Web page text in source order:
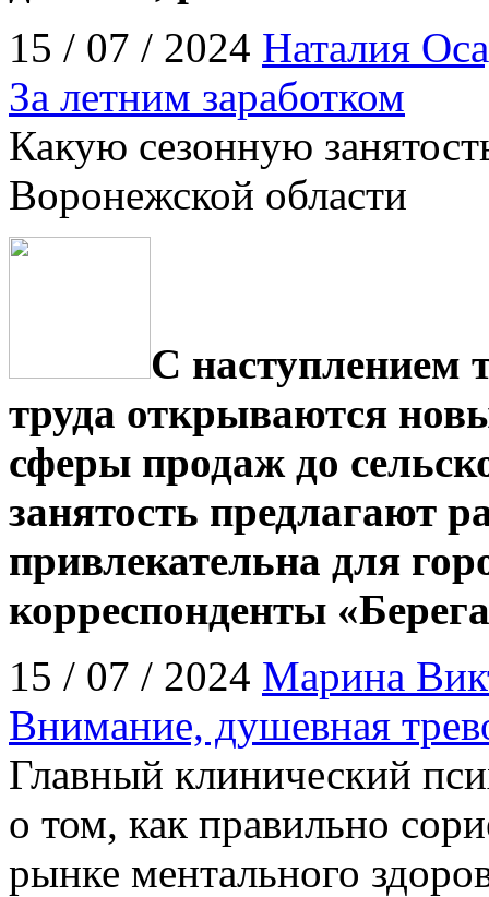
15 / 07 / 2024 Наталия
За летним заработком
Какую сезонную
Воронежской области
С наступлением
труда открываются
сферы продаж до
занятость предлагают
привлекательна для
корреспонденты
15 / 07 / 2024 Марина
Внимание, душевная
Главный клинический
о том, как правильно
рынке ментального